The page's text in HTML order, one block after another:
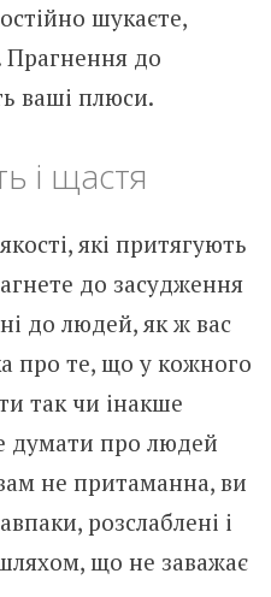
шукаєте,
Прагнення до
ваші плюси.
і щастя
які притягують
до засудження
до людей, як ж вас
про те, що у кожного
так чи інакше
думати про людей
не притаманна, ви
розслаблені і
що не заважає